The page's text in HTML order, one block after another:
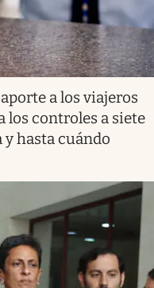
a los viajeros
los controles a siete
y hasta cuándo